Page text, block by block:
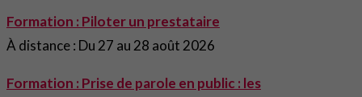
Formation : Piloter un prestataire
À distance : Du 27 au 28 août 2026
Formation : Prise de parole en public : les